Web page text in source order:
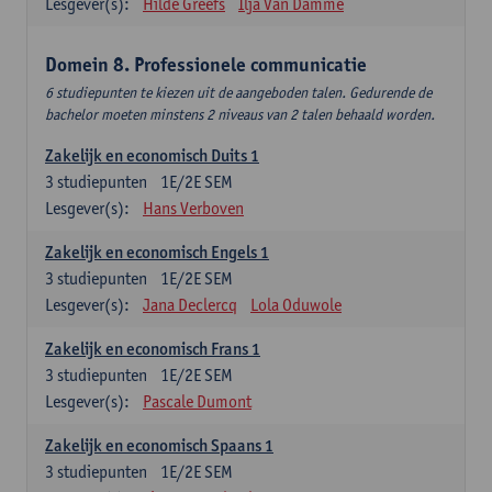
Domein 8. Professionele communicatie
6 studiepunten te kiezen uit de aangeboden talen. Gedurende de
bachelor moeten minstens 2 niveaus van 2 talen behaald worden.
Zakelijk en economisch Duits 1
1E/2E SEM
3 studiepunten
Lesgever(s):
Hans Verboven
Zakelijk en economisch Engels 1
1E/2E SEM
3 studiepunten
Lesgever(s):
Jana Declercq Lola Oduwole
Zakelijk en economisch Frans 1
1E/2E SEM
3 studiepunten
Lesgever(s):
Pascale Dumont
Zakelijk en economisch Spaans 1
1E/2E SEM
3 studiepunten